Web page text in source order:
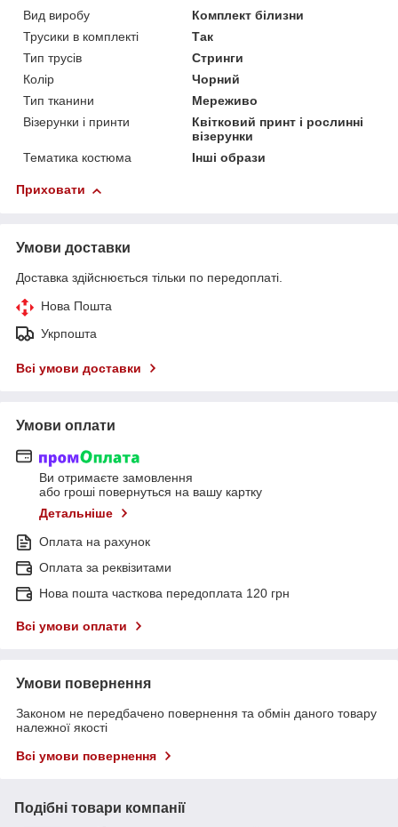
Вид виробу
Комплект білизни
Трусики в комплекті
Так
Тип трусів
Стринги
Колір
Чорний
Тип тканини
Мереживо
Візерунки і принти
Квітковий принт і рослинні
візерунки
Тематика костюма
Інші образи
Приховати
Умови доставки
Доставка здійснюється тільки по передоплаті.
Нова Пошта
Укрпошта
Всі умови доставки
Умови оплати
Ви отримаєте замовлення
або гроші повернуться на вашу картку
Детальніше
Оплата на рахунок
Оплата за реквізитами
Нова пошта часткова передоплата 120 грн
Всі умови оплати
Умови повернення
Законом не передбачено повернення та обмін даного товару
належної якості
Всі умови повернення
Подібні товари компанії